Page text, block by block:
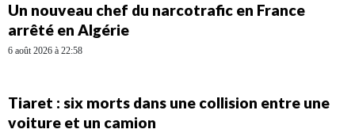
Un nouveau chef du narcotrafic en France
arrêté en Algérie
6 août 2026 à 22:58
Tiaret : six morts dans une collision entre une
voiture et un camion